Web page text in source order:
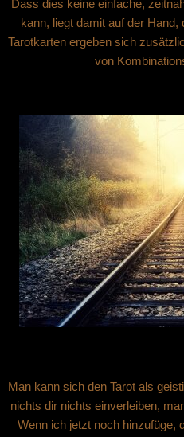
Dass dies keine einfache,
kann, liegt damit auf der
Tarotkarten ergeben sich
von
Man kann sich den Tarot als
nichts dir nichts einverleiben,
Wenn ich jetzt noch hinzufüge,